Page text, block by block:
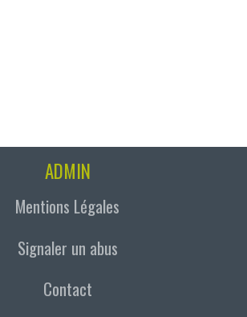
ADMIN
Mentions Légales
Signaler un abus
Contact